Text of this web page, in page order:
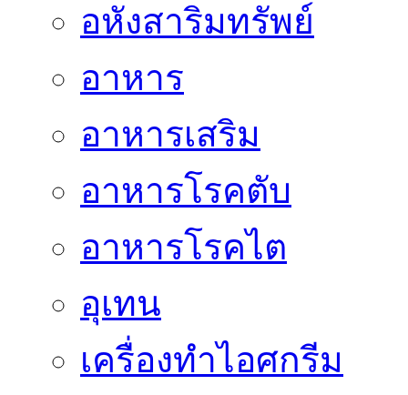
อหังสาริมทรัพย์
อาหาร
อาหารเสริม
อาหารโรคตับ
อาหารโรคไต
อุเทน
เครื่องทำไอศกรีม